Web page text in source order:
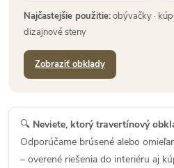
Najčastejšie použitie:obývačky ·
dizajnové steny
Zobraziť obklady
🔍 Neviete, ktorý travertínový
Odporúčame brúsené alebo
– overené riešenia do interiéru aj